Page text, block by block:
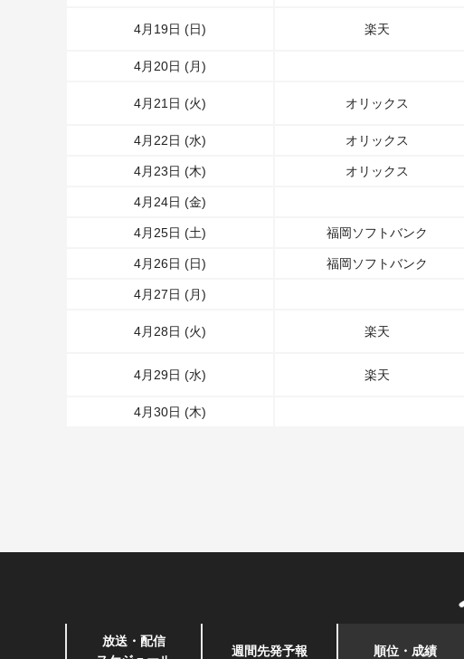
4月19日 (日) 楽天
4月20日 (月)
4月21日 (火) オリックス
4月22日 (水) オリックス
4月23日 (木) オリックス
4月24日 (金)
4月25日 (土) 福岡ソフトバンク
4月26日 (日) 福岡ソフトバンク
4月27日 (月)
4月28日 (火) 楽天
4月29日 (水) 楽天
4月30日 (木)
放送・配信
週間先発予報 順位・成績